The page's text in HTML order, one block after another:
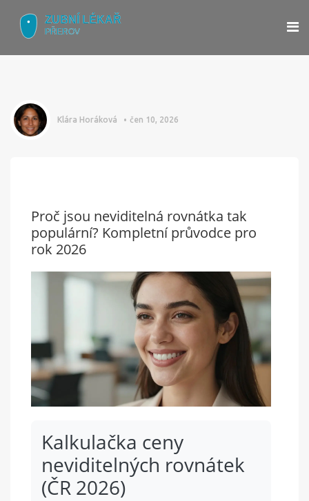
Klára Horáková čen 10, 2026
Proč jsou neviditelná rovnátka tak
populární? Kompletní průvodce pro
rok 2026
Kalkulačka ceny
neviditelných rovnátek
(ČR 2026)